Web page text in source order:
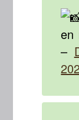
en
–